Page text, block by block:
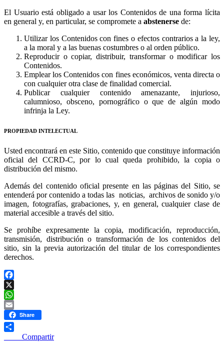
El Usuario está obligado a usar los Contenidos de una forma lícita
en general y, en particular, se compromete a abstenerse de:
Utilizar los Contenidos con fines o efectos contrarios a la ley,
a la moral y a las buenas costumbres o al orden público.
Reproducir o copiar, distribuir, transformar o modificar los
Contenidos.
Emplear los Contenidos con fines económicos, venta directa o
con cualquier otra clase de finalidad comercial.
Publicar cualquier contenido amenazante, injurioso,
calumnioso, obsceno, pornográfico o que de algún modo
infrinja la Ley.
PROPIEDAD INTELECTUAL
Usted encontrará en este Sitio, contenido que constituye información
oficial del CCRD-C, por lo cual queda prohibido, la copia o
distribución del mismo.
Además del contenido oficial presente en las páginas del Sitio, se
entenderá por contenido a todas las noticias, archivos de sonido y/o
imagen, fotografías, grabaciones, y, en general, cualquier clase de
material accesible a través del sitio.
Se prohíbe expresamente la copia, modificación, reproducción,
transmisión, distribución o transformación de los contenidos del
sitio, sin la previa autorización del titular de los correspondientes
derechos.
Facebook
X
WhatsApp
EmailShare
____ Compartir